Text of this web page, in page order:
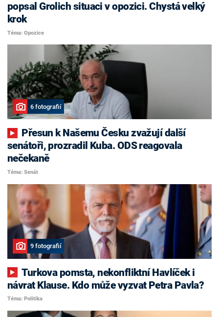
popsal Grolich situaci v opozici. Chystá velký
krok
Téma: Opozice
6 fotografií
senátoři, prozradil Kuba. ODS reagovala
nečekaně
Téma: Senát
9 fotografií
Turkova pomsta, nekonfliktní Havlíček i
návrat Klause. Kdo může vyzvat Petra Pavla?
Téma: Politika